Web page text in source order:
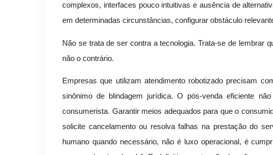
complexos, interfaces pouco intuitivas e ausência de
em determinadas circunstâncias, configurar obstáculo
Não se trata de ser contra a tecnologia. Trata-se de lembrar
não o contrário.
Empresas que utilizam atendimento robotizado precisam
sinônimo de blindagem jurídica. O pós-venda eficiente
consumerista. Garantir meios adequados para que o
solicite cancelamento ou resolva falhas na prestação do
humano quando necessário, não é luxo operacional, é